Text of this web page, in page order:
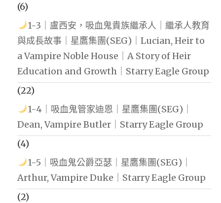
(6)
1-3｜盧西安，吸血鬼貴族繼承人｜繼承人教育
與成長故事｜星鷹集團(SEG)｜Lucian, Heir to
a Vampire Noble House｜A Story of Heir
Education and Growth｜Starry Eagle Group
(22)
1-4｜吸血鬼管家迪恩｜星鷹集團(SEG)｜
Dean, Vampire Butler｜Starry Eagle Group
(4)
1-5｜吸血鬼公爵亞瑟｜星鷹集團(SEG)｜
Arthur, Vampire Duke｜Starry Eagle Group
(2)